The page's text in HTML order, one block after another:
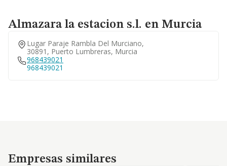
Almazara la estacion s.l. en Murcia
Lugar Paraje Rambla Del Murciano,
30891, Puerto Lumbreras, Murcia
968439021
968439021
Empresas similares
Empresas similares